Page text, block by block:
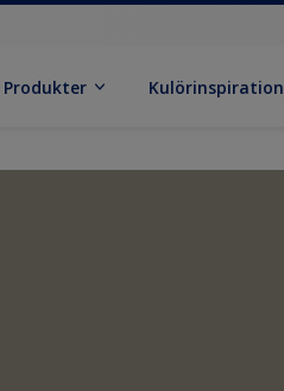
Produkter Kulörinspiration